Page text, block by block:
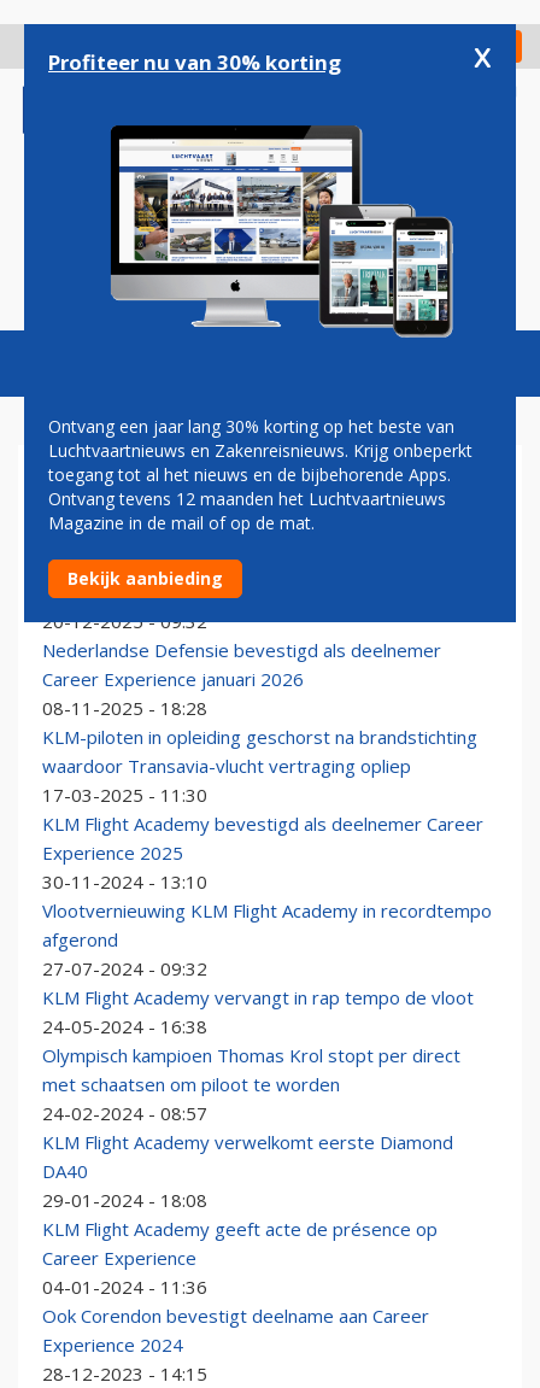
gaan
Check in
Magazine Podcasts Vacatures
KLM FLIGHT ACADEMY
KLM Flight Academy wijzigt financieringsvorm: voor
iedereen toegankelijk
20-12-2025 - 09:32
Nederlandse Defensie bevestigd als deelnemer
Career Experience januari 2026
08-11-2025 - 18:28
KLM-piloten in opleiding geschorst na brandstichting
waardoor Transavia-vlucht vertraging opliep
17-03-2025 - 11:30
KLM Flight Academy bevestigd als deelnemer Career
Experience 2025
30-11-2024 - 13:10
Vlootvernieuwing KLM Flight Academy in recordtempo
afgerond
27-07-2024 - 09:32
KLM Flight Academy vervangt in rap tempo de vloot
24-05-2024 - 16:38
Olympisch kampioen Thomas Krol stopt per direct
met schaatsen om piloot te worden
24-02-2024 - 08:57
KLM Flight Academy verwelkomt eerste Diamond
DA40
29-01-2024 - 18:08
KLM Flight Academy geeft acte de présence op
Career Experience
04-01-2024 - 11:36
Ook Corendon bevestigt deelname aan Career
Experience 2024
28-12-2023 - 14:15
Profiteer nu van 30% korting x
Ontvang een jaar lang 30% korting op het beste van
Luchtvaartnieuws en Zakenreisnieuws. Krijg onbeperkt
toegang tot al het nieuws en de bijbehorende Apps.
Ontvang tevens 12 maanden het Luchtvaartnieuws
Magazine in de mail of op de mat.
Bekijk aanbieding